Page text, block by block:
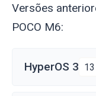
Versões
POCO M6:
HyperOS 3 13